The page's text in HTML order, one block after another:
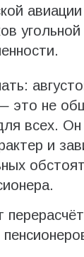
угольной
это не
всех. Он
и